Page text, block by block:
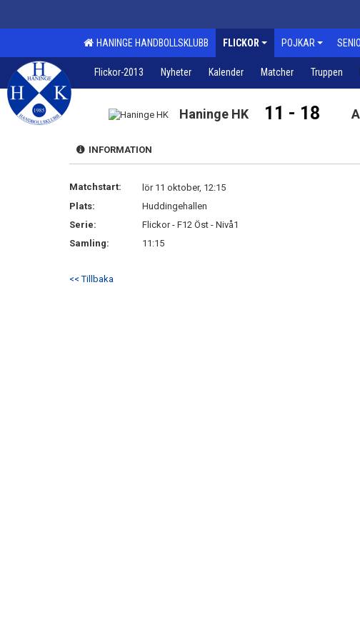
HANINGE HANDBOLLSKLUBB FLICKOR POJKAR
Flickor-2013 Nyheter Kalender Matcher Truppen
Haninge HK 11 - 18
INFORMATION
Matchstart:
lör 11 oktober, 12:15
Plats:
Huddingehallen
Serie:
Flickor - F12 Öst - Nivå1
Samling:
11:15
<< Tillbaka